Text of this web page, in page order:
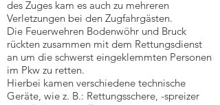
des Zuges kam es auch zu mehreren
Verletzungen bei den Zugfahrgästen.
Die Feuerwehren Bodenwöhr und Bruck
rückten zusammen mit dem Rettungsdienst
an um die schwerst eingeklemmten Personen
im Pkw zu retten.
Hierbei kamen verschiedene technische
Geräte, wie z. B.: Rettungsschere, -spreizer